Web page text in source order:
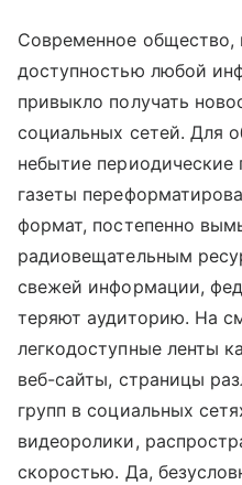
Современное общество,
доступностью любой
привыкло получать
социальных сетей. Для
небытие периодические
газеты
формат, постепенно
радиовещательным
свежей информации,
теряют аудиторию. На
легкодоступные ленты
веб-сайты, страницы
групп в социальных
видеоролики,
скоростью. Да,